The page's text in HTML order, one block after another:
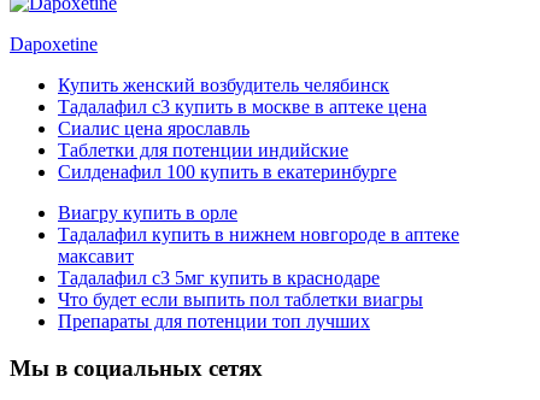
Dapoxetine
Купить женский возбудитель челябинск
Тадалафил с3 купить в москве в аптеке цена
Сиалис цена ярославль
Таблетки для потенции индийские
Силденафил 100 купить в екатеринбурге
Виагру купить в орле
Тадалафил купить в нижнем новгороде в аптеке
максавит
Тадалафил с3 5мг купить в краснодаре
Что будет если выпить пол таблетки виагры
Препараты для потенции топ лучших
Мы в социальных сетях